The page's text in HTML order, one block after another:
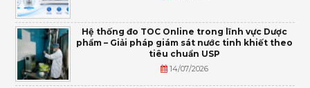
Hệ thống đo TOC Online trong lĩnh vực Dược
phẩm – Giải pháp giám sát nước tinh khiết theo
tiêu chuẩn USP
14/07/2026